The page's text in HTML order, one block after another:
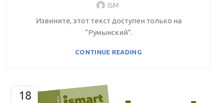
ISM
Извините, этот текст доступен только на
“Румынский”.
CONTINUE READING
18